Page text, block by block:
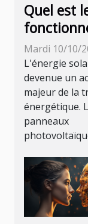
Quel est
de
d'un
de
?
Mardi 10/10/
L'énergie
devenue un
majeur de la
énergétique.
panneaux